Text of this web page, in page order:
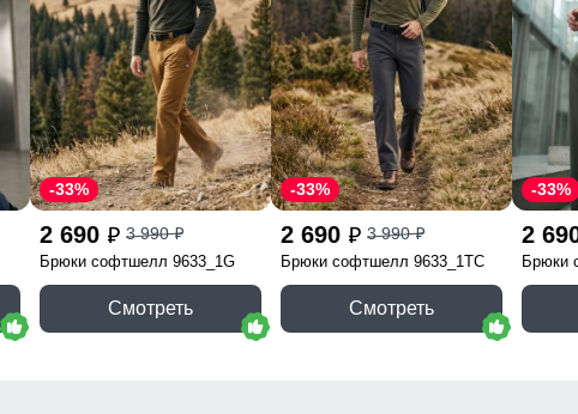
2 690 p 3 990p
-33%
Брюки софтшелл 9633_1G
Смотреть
2 690 p 3 990p
-33%
Брюки софтшелл 9633_1TC
Смотреть
2
-33%
Брюки